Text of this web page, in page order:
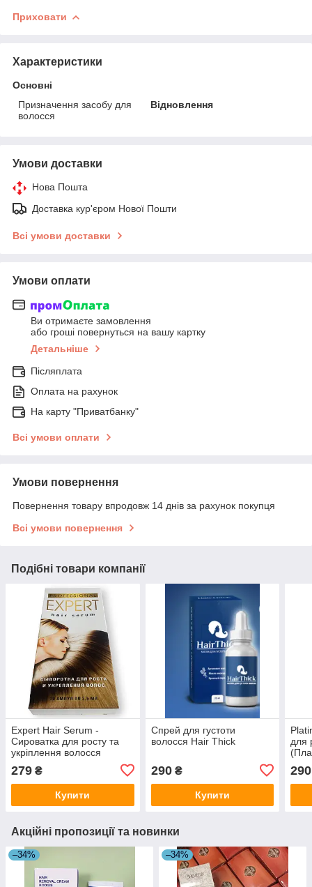
Приховати
Характеристики
Основні
Призначення засобу для
волосся
Відновлення
Умови доставки
Нова Пошта
Доставка кур'єром Нової Пошти
Всі умови доставки
Умови оплати
Ви отримаєте замовлення
або гроші повернуться на вашу картку
Детальніше
Післяплата
Оплата на рахунок
На карту "Приватбанку"
Всі умови оплати
Умови повернення
Повернення товару впродовж 14 днів за рахунок покупця
Всі умови повернення
Подібні товари компанії
Expert Hair Serum -
Сироватка для росту та
укріплення волосся
7trav
279 ₴
Купити
Спрей для густоти
волосся Hair Thick
290₴
Купити
для
290
Акційні пропозиції та новинки
–34% –34%